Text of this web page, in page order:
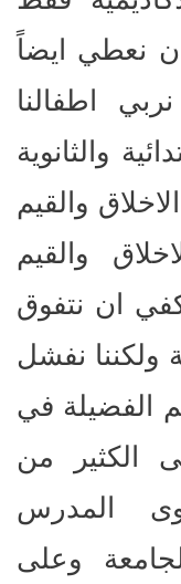
نعطي ايضاً
اطفالنا
والثانوية
والقيم
والقيم
ان نتفوق
ولكننا نفشل
الفضيلة في
الكثير من
المدرس
وعلى